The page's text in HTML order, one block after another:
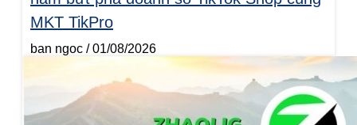
MKT TikPro
ban ngoc 01/08/2026